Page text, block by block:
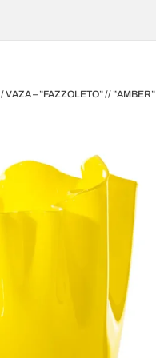
/ VAZA – ”FAZZOLETO” // ”AMBER”